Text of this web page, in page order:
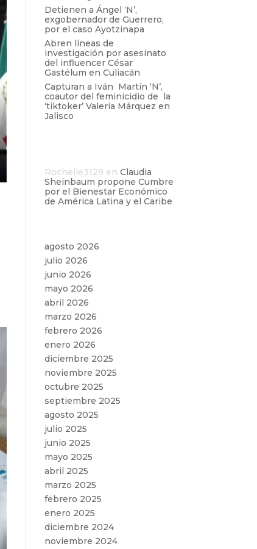
Detienen a Ángel ‘N’,
exgobernador de Guerrero,
por el caso Ayotzinapa
Abren líneas de
investigación por asesinato
del influencer César
Gastélum en Culiacán
Capturan a Iván Martín ‘N’,
coautor del feminicidio de la
‘tiktoker’ Valeria Márquez en
Jalisco
Rochelle3129 en Claudia
Sheinbaum propone Cumbre
por el Bienestar Económico
de América Latina y el Caribe
agosto 2026
julio 2026
junio 2026
mayo 2026
abril 2026
marzo 2026
febrero 2026
enero 2026
diciembre 2025
noviembre 2025
octubre 2025
septiembre 2025
agosto 2025
julio 2025
junio 2025
mayo 2025
abril 2025
marzo 2025
febrero 2025
enero 2025
diciembre 2024
noviembre 2024